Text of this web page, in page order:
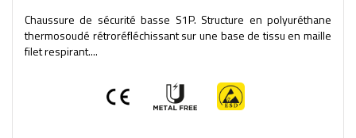
Chaussure de sécurité basse S1P. Structure en polyuréthane
thermosoudé rétroréfléchissant sur une base de tissu en maille
filet respirant....